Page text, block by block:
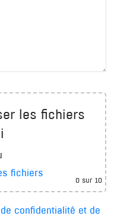
les fichiers
fichiers
0 sur 10
confidentialité et de